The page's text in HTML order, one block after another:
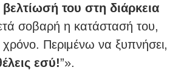
του στη διάρκεια
σοβαρή η κατάστασή του,
χρόνο. Περιμένω να ξυπνήσει,
εσύ!”».